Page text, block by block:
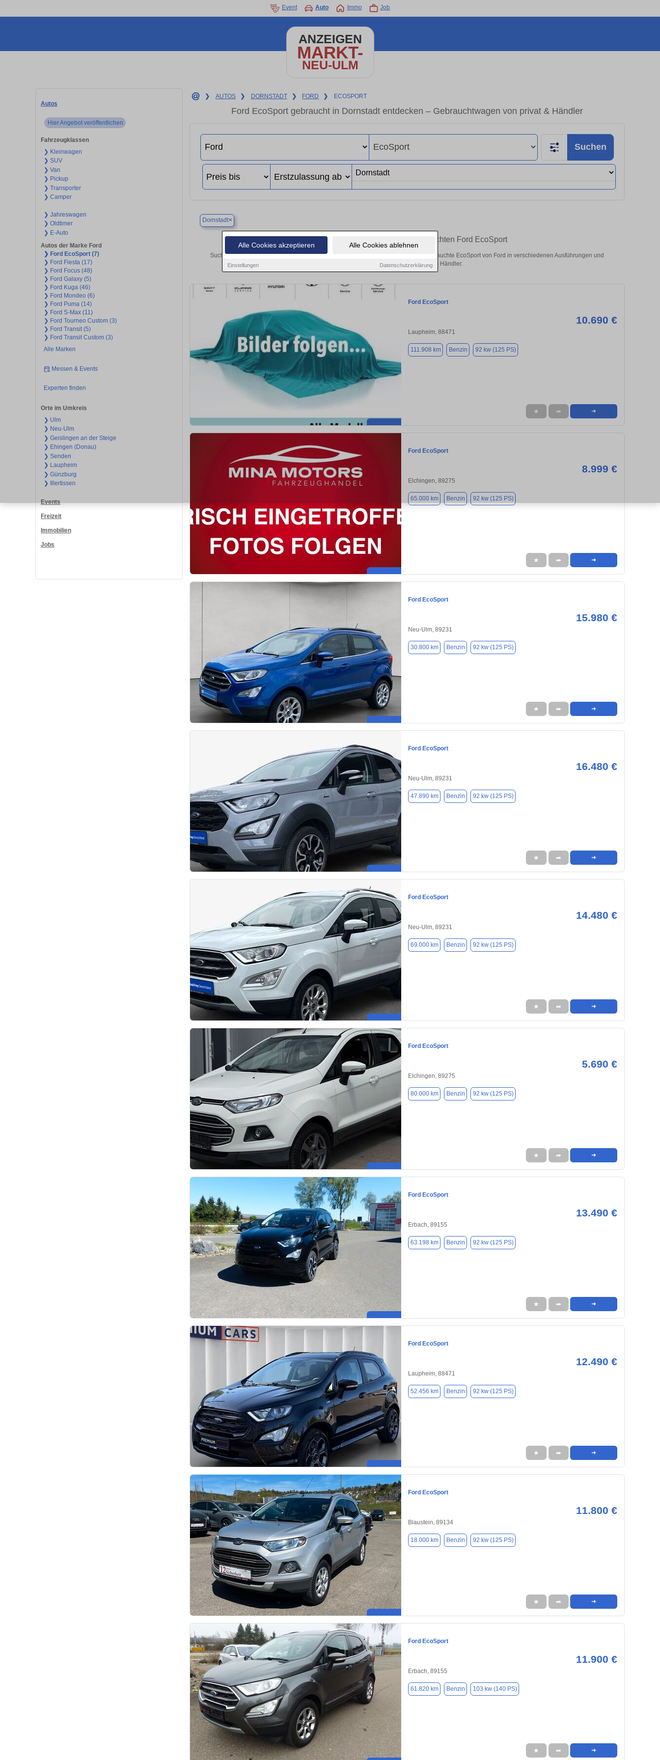
Alle Cookies akzeptieren Alle Cookies ablehnen
Einstellungen Datenschutzerklärung
Event Auto Immo Job
ANZEIGEN
MARKT-
NEU-ULM
Autos
Hier Angebot veröffentlichen
Fahrzeugklassen
❯ Kleinwagen
❯ SUV
❯ Van
❯ Pickup
❯ Transporter
❯ Camper
❯ Jahreswagen
❯ Oldtimer
❯ E-Auto
Autos der Marke Ford
❯ Ford EcoSport (7)
❯ Ford Fiesta (17)
❯ Ford Focus (48)
❯ Ford Galaxy (5)
❯ Ford Kuga (46)
❯ Ford Mondeo (6)
❯ Ford Puma (14)
❯ Ford S-Max (11)
❯ Ford Tourneo Custom (3)
❯ Ford Transit (5)
❯ Ford Transit Custom (3)
Alle Marken
Messen & Events
Experten finden
Orte im Umkreis
❯ Ulm
❯ Neu-Ulm
❯ Geislingen an der Steige
❯ Ehingen (Donau)
❯ Senden
❯ Laupheim
❯ Günzburg
❯ Illertissen
Events
Freizeit
Immobilien
Jobs
❯ AUTOS ❯ DORNSTADT ❯ FORD ❯ ECOSPORT
Ford EcoSport gebraucht in Dornstadt entdecken – Gebrauchtwagen von privat & Händler
Suchen
Dornstadt×
Finden Sie in Dornstadt Ihren gebrauchten Ford EcoSport
Suchen Sie in Dornstadt einen Ford EcoSport Gebrauchtwagen? Entdecken Sie gebrauchte EcoSport von Ford in verschiedenen Ausführungen und
Preisklassen von privat und vom Händler.
Ford EcoSport
10.690 €
Laupheim, 88471
111.908 km Benzin 92 kw (125 PS)
★ ➦ ➜
Ford EcoSport
8.999 €
Elchingen, 89275
65.000 km Benzin 92 kw (125 PS)
★ ➦ ➜
Ford EcoSport
15.980 €
Neu-Ulm, 89231
30.800 km Benzin 92 kw (125 PS)
★ ➦ ➜
Ford EcoSport
16.480 €
Neu-Ulm, 89231
47.890 km Benzin 92 kw (125 PS)
★ ➦ ➜
Ford EcoSport
14.480 €
Neu-Ulm, 89231
69.000 km Benzin 92 kw (125 PS)
★ ➦ ➜
Ford EcoSport
5.690 €
Elchingen, 89275
80.000 km Benzin 92 kw (125 PS)
★ ➦ ➜
Ford EcoSport
13.490 €
Erbach, 89155
63.198 km Benzin 92 kw (125 PS)
★ ➦ ➜
Ford EcoSport
12.490 €
Laupheim, 88471
52.456 km Benzin 92 kw (125 PS)
★ ➦ ➜
Ford EcoSport
11.800 €
Blaustein, 89134
18.000 km Benzin 92 kw (125 PS)
★ ➦ ➜
Ford EcoSport
11.900 €
Erbach, 89155
61.820 km Benzin 103 kw (140 PS)
★ ➦ ➜